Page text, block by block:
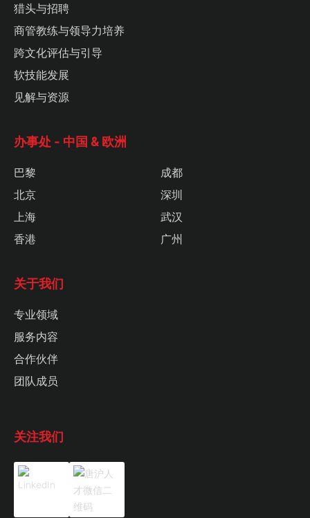
猎头与招聘
商管教练与领导力培养
跨文化评估与引导
软技能发展
见解与资源
办事处 - 中国 & 欧洲
巴黎
北京
上海
香港
成都
深圳
武汉
广州
关于我们
专业领域
服务内容
合作伙伴
团队成员
关注我们